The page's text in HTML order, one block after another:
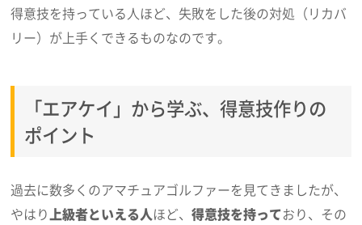
得意技を持っている人ほど、失敗をした後の対処（リカバ
リー）が上手くできるものなのです。
「エアケイ」から学ぶ、得意技作りの
ポイント
過去に数多くのアマチュアゴルファーを見てきましたが、
やはり上級者といえる人ほど、得意技を持っており、その